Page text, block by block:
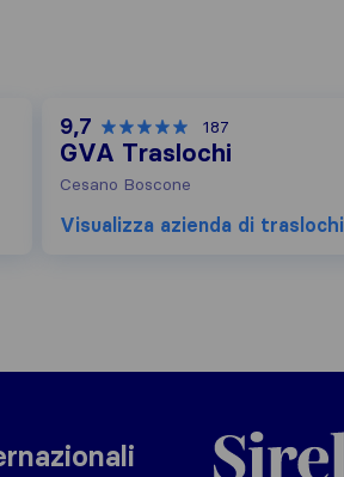
9,7 187
GVA Traslochi
Cesano Boscone
Visualizza azienda di traslochi
Sirelo.it